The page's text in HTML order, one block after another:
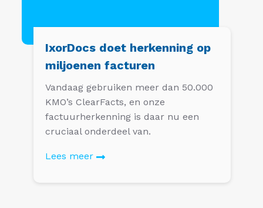
IxorDocs doet herkenning op
miljoenen facturen
Vandaag gebruiken meer dan 50.000
KMO’s ClearFacts, en onze
factuurherkenning is daar nu een
cruciaal onderdeel van.
Lees meer